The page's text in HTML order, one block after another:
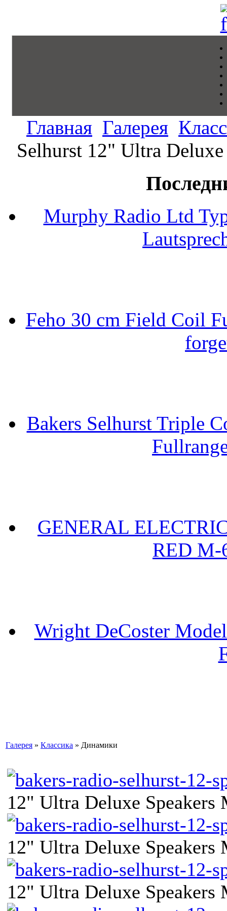
Главная Галерея
Selhurst 12" Ultra
Murphy Radio Ltd
Feho 30 cm Field Coil
Bakers Selhurst Triple
GENERAL
RED M-
Wright DeCoster
Галерея » Классика » Динамики
12" Ultra Deluxe Speakers
12" Ultra Deluxe Speakers
12" Ultra Deluxe Speakers